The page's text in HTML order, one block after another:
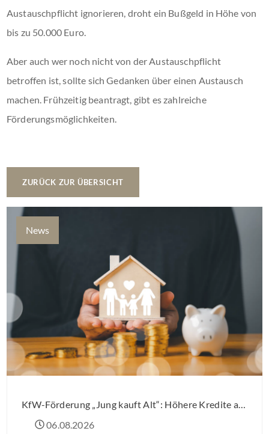
Austauschpflicht ignorieren, droht ein Bußgeld in Höhe von
bis zu 50.000 Euro.
Aber auch wer noch nicht von der Austauschpflicht
betroffen ist, sollte sich Gedanken über einen Austausch
machen. Frühzeitig beantragt, gibt es zahlreiche
Förderungsmöglichkeiten.
ZURÜCK ZUR ÜBERSICHT
News
06.08.2026